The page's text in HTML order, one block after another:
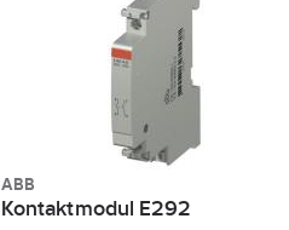
ABB
Kontaktmodul E292